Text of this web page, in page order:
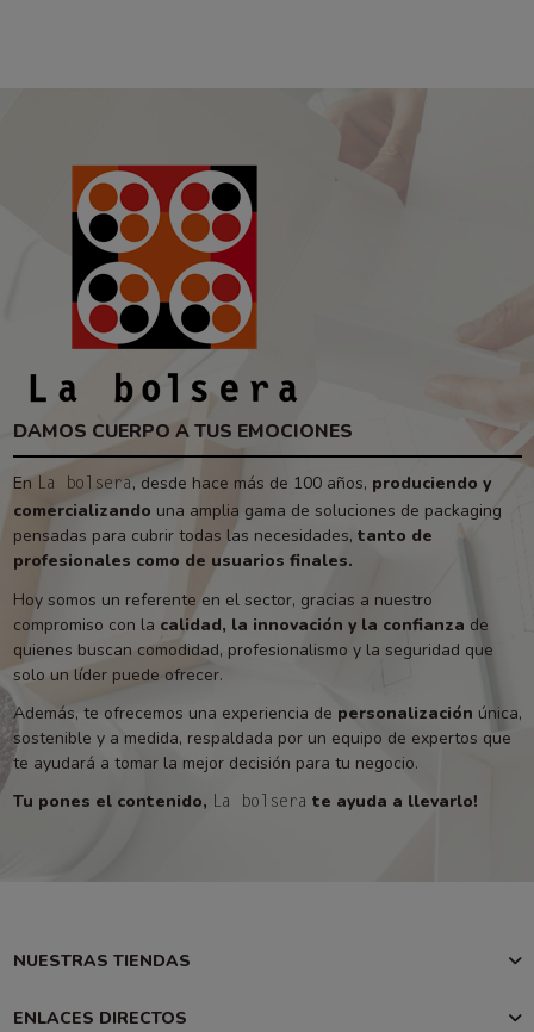
DAMOS CUERPO A TUS EMOCIONES
En La bolsera , desde hace más de 100 años, produciendo y
comercializando una amplia gama de soluciones de packaging
pensadas para cubrir todas las necesidades, tanto de
profesionales como de usuarios finales.
Hoy somos un referente en el sector, gracias a nuestro
compromiso con la calidad, la innovación y la confianza de
quienes buscan comodidad, profesionalismo y la seguridad que
solo un líder puede ofrecer.
Además, te ofrecemos una experiencia de personalización única,
sostenible y a medida, respaldada por un equipo de expertos que
te ayudará a tomar la mejor decisión para tu negocio.
Tu pones el contenido, La bolsera te ayuda a llevarlo!
NUESTRAS TIENDAS
ENLACES DIRECTOS